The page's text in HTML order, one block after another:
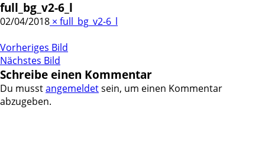
full_bg_v2-6_l
02/04/2018 × full_bg_v2-6_l
Vorheriges Bild
Nächstes Bild
Schreibe einen Kommentar
Du musstangemeldetsein, um einen Kommentar
abzugeben.